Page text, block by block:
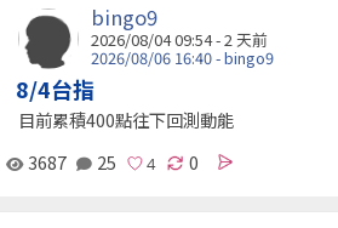
bingo9
2026/08/04 09:54 - 2 天前
2026/08/06 16:40 - bingo9
8/4台指
目前累積400點往下回測動能
3687
25 0